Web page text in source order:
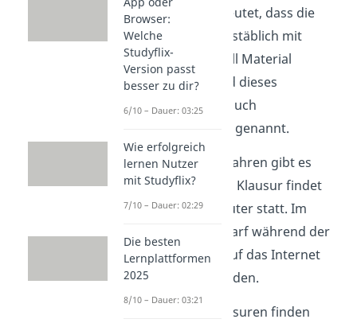
der Begriff andeutet, dass die
Studenten buchstäblich mit
einem Koffer voll Material
erscheinen, wird dieses
Klausurformat auch
genannt.
Open Book Verfahren gibt es
auch online
. Die Klausur findet
dann am Computer statt. Im
online Format darf während der
Klausur sogar auf das Internet
zugegriffen werden.
Open Book Klausuren finden
Browser:
Welche
Studyflix-
Version passt
besser zu dir?
6/10 – Dauer: 03:25
Wie erfolgreich
lernen Nutzer
mit Studyflix?
7/10 – Dauer: 02:29
Die besten
Lernplattformen
2025
8/10 – Dauer: 03:21